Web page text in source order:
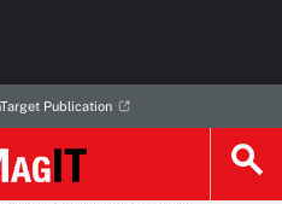
Publication